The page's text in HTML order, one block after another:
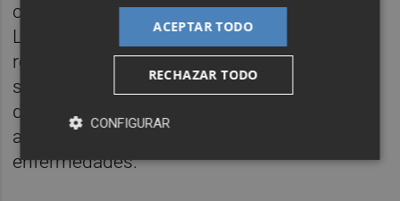
con la contaminación por microplásticos.
Los resultados también sugirieron una
relación con la cantidad de exposición,
según la cual las concentraciones más altas
de contaminación por microplásticos se
asocian con una mayor prevalencia de
enfermedades.
ACEPTAR TODO
RECHAZAR TODO
CONFIGURAR